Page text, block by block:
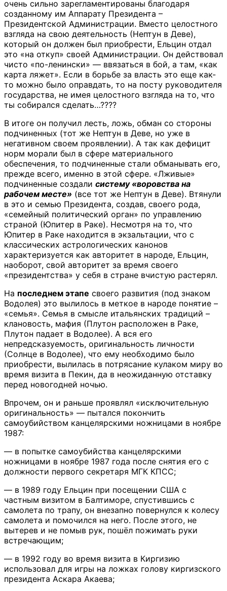
очень сильно зарегламентированы благодаря
созданному им Аппарату Президента –
Президентской Администрации. Вместо целостного
взгляда на свою деятельность (Нептун в Деве),
который он должен был приобрести, Ельцин отдал
это «на откуп» своей Администрации. Он действовал
чисто «по-ленински» — ввязаться в бой, а там, «как
карта ляжет». Если в борьбе за власть это еще как-
то можно было оправдать, то на посту руководителя
государства, не имея целостного взгляда на то, что
ты собирался сделать…????
В итоге он получил лесть, ложь, обман со стороны
подчиненных (тот же Нептун в Деве, но уже в
негативном своем проявлении). А так как дефицит
норм морали был в сфере материального
обеспечения, то подчиненные стали обманывать его,
прежде всего, именно в этой сфере. «Лживые»
подчиненные создали систему «воровства на
рабочем месте» (все тот же Нептун в Деве). Втянули
в это и семью Президента, создав, своего рода,
«семейный политический орган» по управлению
страной (Юпитер в Раке). Несмотря на то, что
Юпитер в Раке находится в экзальтации, что с
классических астрологических канонов
характеризуется как авторитет в народе, Ельцин,
наоборот, свой авторитет за время своего
«президентства» у себя в стране вчистую растерял.
На последнем этапе своего развития (под знаком
Водолея) это вылилось в меткое в народе понятие –
«семья». Семья в смысле итальянских традиций –
клановость, мафия (Плутон расположен в Раке,
Плутон падает в Водолее). А вся его
непредсказуемость, оригинальность личности
(Солнце в Водолее), что ему необходимо было
приобрести, вылилась в потрясание кулаком миру во
время визита в Пекин, да в неожиданную отставку
перед новогодней ночью.
Впрочем, он и раньше проявлял «исключительную
оригинальность» — пытался покончить
самоубийством канцелярскими ножницами в ноябре
1987:
— в попытке самоубийства канцелярскими
ножницами в ноябре 1987 года после снятия его с
должности первого секретаря МГК КПСС;
— в 1989 году Ельцин при посещении США с
частным визитом в Балтиморе, спустившись с
самолета по трапу, он внезапно повернулся к колесу
самолета и помочился на него. После этого, не
вытерев и не помыв рук, пошёл пожимать руки
встречающим;
— в 1992 году во время визита в Киргизию
использовал для игры на ложках голову киргизского
президента Аскара Акаева;